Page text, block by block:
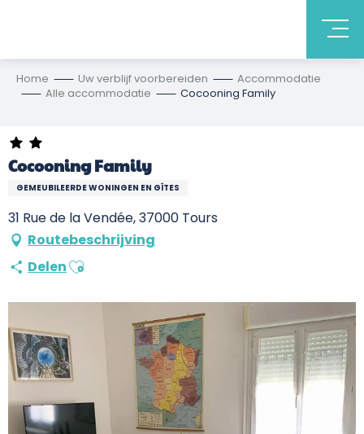
Home Uw verblijf voorbereiden
Accommodatie
Alle accommodatie
Cocooning Family
Cocooning Family
GEMEUBILEERDE WONINGEN EN GÎTES
31 Rue de la Vendée, 37000 Tours
Routebeschrijving
DelenAjouter aux favoris